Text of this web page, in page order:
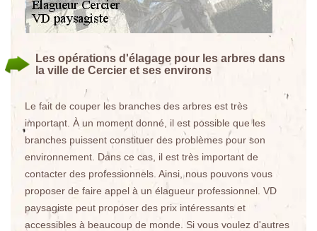
Les opérations d'élagage pour les arbres dans
la ville de Cercier et ses environs
Le fait de couper les branches des arbres est très
important. À un moment donné, il est possible que les
branches puissent constituer des problèmes pour son
environnement. Dans ce cas, il est très important de
contacter des professionnels. Ainsi, nous pouvons vous
proposer de faire appel à un élagueur professionnel. VD
paysagiste peut proposer des prix intéressants et
accessibles à beaucoup de monde. Si vous voulez d'autres